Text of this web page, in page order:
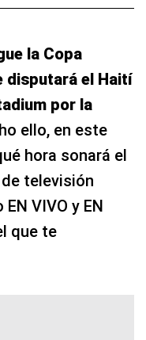
la Copa
disputará el Haití
por la
ello, en este
hora sonará el
televisión
VIVO y EN
que te